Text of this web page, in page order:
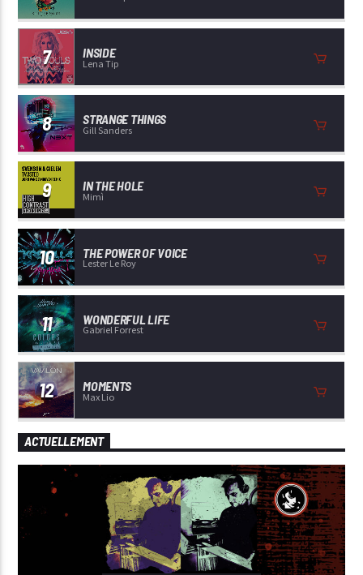
7 INSIDE
Lena Tip
8 STRANGE THINGS
Gill Sanders
9 IN THE HOLE
Mimì
10 THE POWER OF VOICE
Lester Le Roy
11 WONDERFUL LIFE
Gabriel Forrest
12 MOMENTS
Max Lio
ACTUELLEMENT